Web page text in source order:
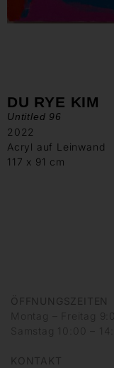
DU RYE KIM
Untitled 96
2022
Acryl auf Leinwand
117 x 91 cm
ÖFFNUNGSZEITEN
Montag – Freitag
Samstag 10:00 –
KONTAKT